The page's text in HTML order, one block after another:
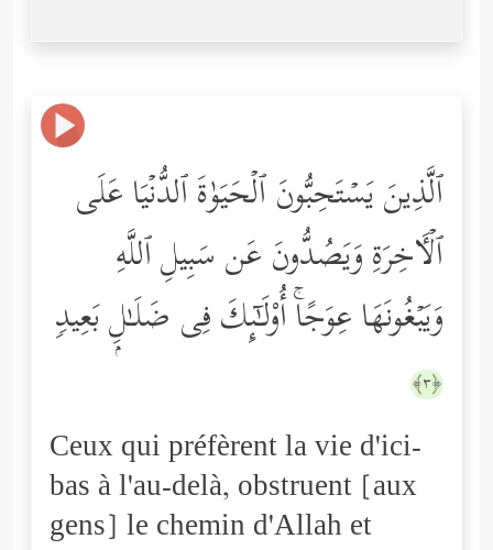
ٱلَّذِینَ یَسۡتَحِبُّونَ ٱلۡحَیَوٰةَ ٱلدُّنۡیَا عَلَى
ٱلۡـَٔاخِرَةِ وَیَصُدُّونَ عَن سَبِیلِ ٱللَّهِ
وَیَبۡغُونَهَا عِوَجًاۚ أُوْلَـٰۤىِٕكَ فِی ضَلَـٰلِۭ بَعِیدࣲ
﴿٣﴾
Ceux qui préfèrent la vie d'ici-
bas à l'au-delà, obstruent [aux
gens] le chemin d'Allah et